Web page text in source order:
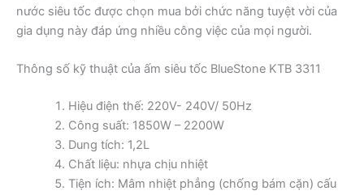
nước siêu tốc được chọn mua bởi chức năng tuyệt vời của
gia dụng này đáp ứng nhiều công việc của mọi người.
Thông số kỹ thuật của ấm siêu tốc BlueStone KTB 3311
Hiệu điện thế: 220V- 240V/ 50Hz
Công suất: 1850W – 2200W
Dung tích: 1,2L
Chất liệu: nhựa chịu nhiệt
Tiện ích: Mâm nhiệt phẳng (chống bám cặn) cấu